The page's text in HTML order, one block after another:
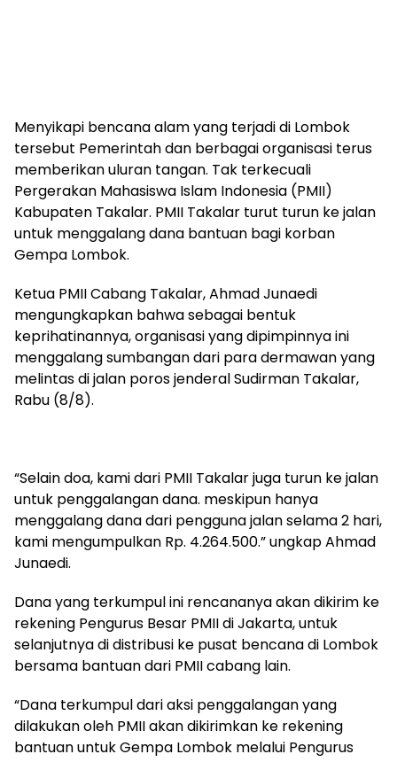
Menyikapi bencana alam yang terjadi di Lombok
tersebut Pemerintah dan berbagai organisasi terus
memberikan uluran tangan. Tak terkecuali
Pergerakan Mahasiswa Islam Indonesia (PMII)
Kabupaten Takalar. PMII Takalar turut turun ke jalan
untuk menggalang dana bantuan bagi korban
Gempa Lombok.
Ketua PMII Cabang Takalar, Ahmad Junaedi
mengungkapkan bahwa sebagai bentuk
keprihatinannya, organisasi yang dipimpinnya ini
menggalang sumbangan dari para dermawan yang
melintas di jalan poros jenderal Sudirman Takalar,
Rabu (8/8).
“Selain doa, kami dari PMII Takalar juga turun ke jalan
untuk penggalangan dana. meskipun hanya
menggalang dana dari pengguna jalan selama 2 hari,
kami mengumpulkan Rp. 4.264.500.” ungkap Ahmad
Junaedi.
Dana yang terkumpul ini rencananya akan dikirim ke
rekening Pengurus Besar PMII di Jakarta, untuk
selanjutnya di distribusi ke pusat bencana di Lombok
bersama bantuan dari PMII cabang lain.
“Dana terkumpul dari aksi penggalangan yang
dilakukan oleh PMII akan dikirimkan ke rekening
bantuan untuk Gempa Lombok melalui Pengurus